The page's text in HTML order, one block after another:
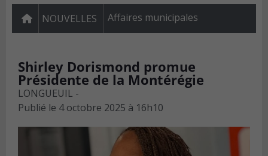
NOUVELLES Affaires municipales
Shirley Dorismond promue
Présidente de la Montérégie
LONGUEUIL -
Publié le 4 octobre 2025 à 16h10